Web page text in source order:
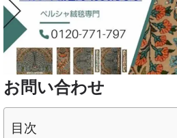
お問い合わせ
目次